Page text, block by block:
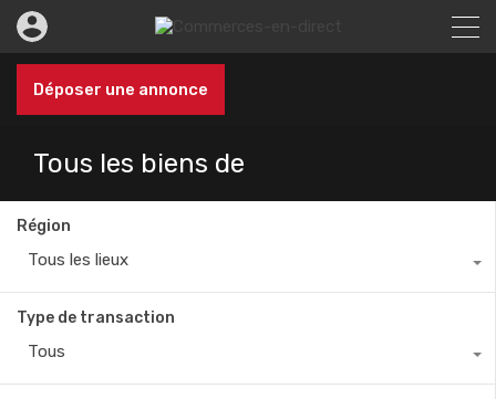
Déposer une annonce
Tous les biens de
Région
Tous les lieux
Type de transaction
Tous